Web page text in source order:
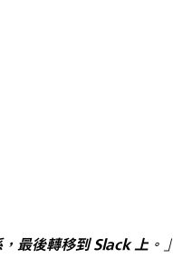
最後轉移到 Slack 上。」